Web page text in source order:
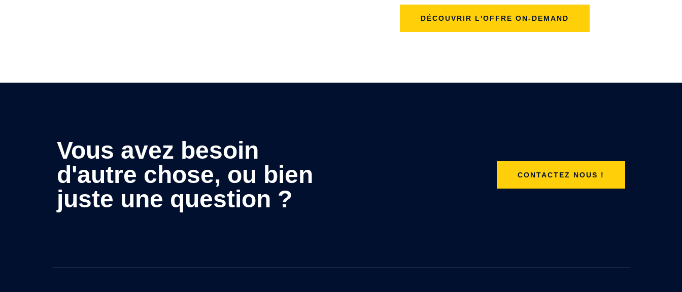
DÉCOUVRIR L'OFFRE ON-DEMAND
Vous avez besoin
d'autre chose, ou bien
juste une question ?
CONTACTEZ NOUS !